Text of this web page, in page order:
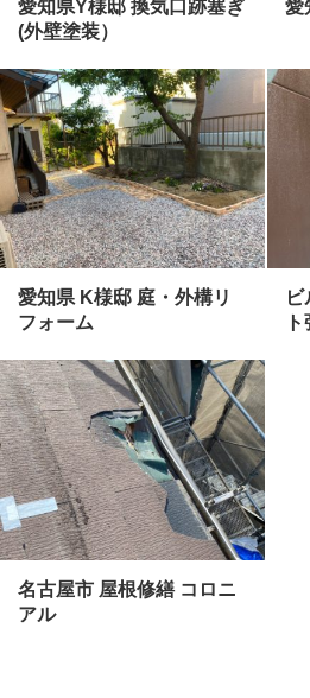
愛知県Y様邸 換気口跡塞ぎ
(外壁塗装）
愛
愛知県 K様邸 庭・外構リ
フォーム
名古屋市 屋根修繕 コロニ
アル